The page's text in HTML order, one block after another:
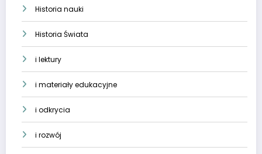
Historia nauki
Historia Świata
i lektury
i materiały edukacyjne
i odkrycia
i rozwój